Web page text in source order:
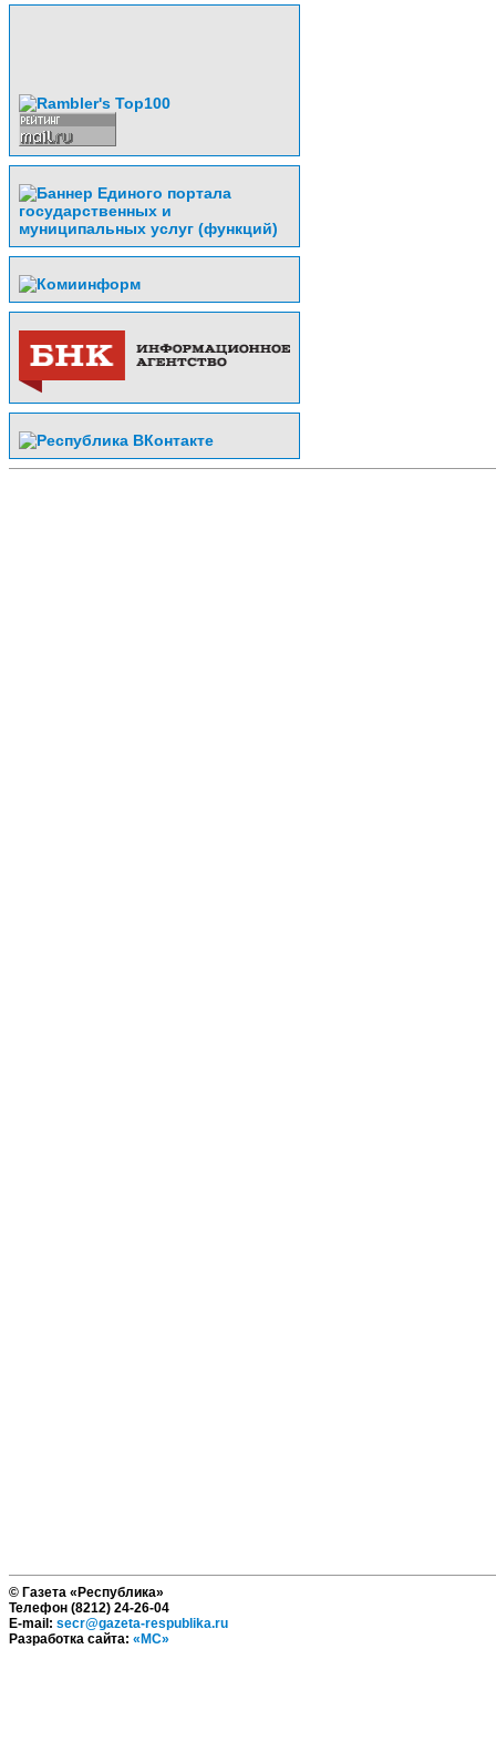
© Газета «Республика»
Телефон (8212) 24-26-04
E-mail: secr@gazeta-respublika.ru
Разработка сайта: «МС»